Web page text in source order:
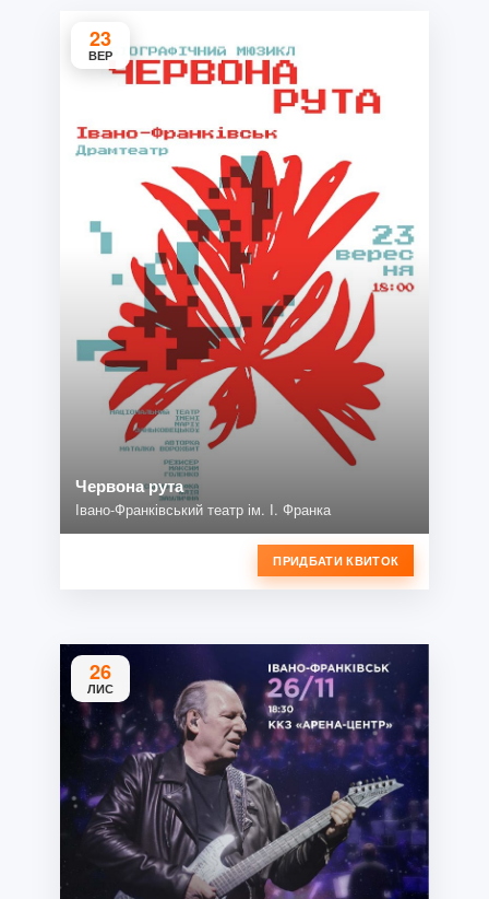
23
ВЕР
Червона рута
Івано-Франківський театр ім. І. Франка
ПРИДБАТИ КВИТОК
26
ЛИС